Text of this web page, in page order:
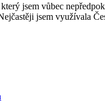
jsem vůbec
jsem využívala